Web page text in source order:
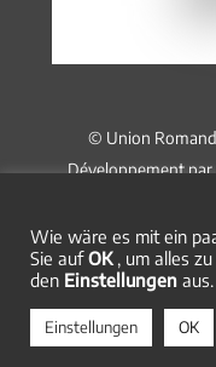
© Union
Développement par
Wie wäre es mit ein
Sie aufOK, um alles zu
den Einstellungen aus.
Einstellungen OK